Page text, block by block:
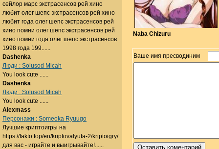
Naba Chizuru
Ваше имя пресводиним
сейлор марс экстрасенсов рей хино
любит олег шепс экстрасенсов рей хино
любит года олег шепс экстрасенсов рей
хино помни олег шепс экстрасенсов рей
хино помни года олег шепс экстрасенсов
1998 года 199......
Dashenka
Люди : Solusod Micah
You look cute ......
Dashenka
Люди : Solusod Micah
You look cute ......
Alexmass
Персонажи : Someoka Ryuugo
Лучшие криптоигры на
https://fakto.top/en/kriptovalyuta-2/kriptoigry/
для вас - играйте и выигрывайте!......